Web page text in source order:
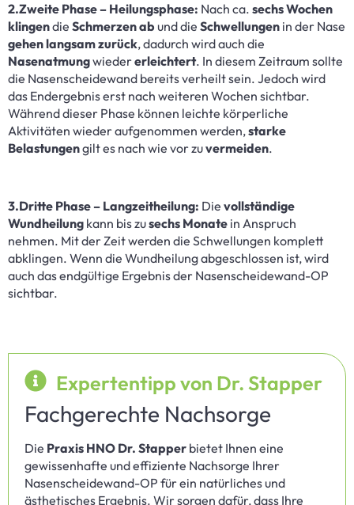
2.Zweite Phase – Heilungsphase: Nach ca. sechs Wochen
klingendie Schmerzen ab und die Schwellungen in der Nase
gehen langsam zurück, dadurch wird auch die
Nasenatmungwiedererleichtert. In diesem Zeitraum sollte
die Nasenscheidewand bereits verheilt sein. Jedoch wird
das Endergebnis erst nach weiteren Wochen sichtbar.
Während dieser Phase können leichte körperliche
Aktivitäten wieder aufgenommen werden,starke
Belastungengilt es nach wie vor zuvermeiden.
3.Dritte Phase – Langzeitheilung: Die vollständige
Wundheilung kann bis zusechs Monate in Anspruch
nehmen. Mit der Zeit werden die Schwellungen komplett
abklingen. Wenn die Wundheilung abgeschlossen ist, wird
auch das endgültige Ergebnis der Nasenscheidewand-OP
sichtbar.
Expertentipp von Dr. Stapper
Fachgerechte Nachsorge
Die Praxis HNO Dr. Stapper bietet Ihnen eine
gewissenhafte und effiziente Nachsorge Ihrer
Nasenscheidewand-OP für ein natürliches und
ästhetisches Ergebnis. Wir sorgen dafür, dass Ihre